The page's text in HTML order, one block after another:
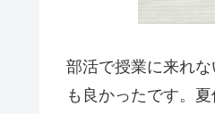
部活で授業に来れ
も良かったです。